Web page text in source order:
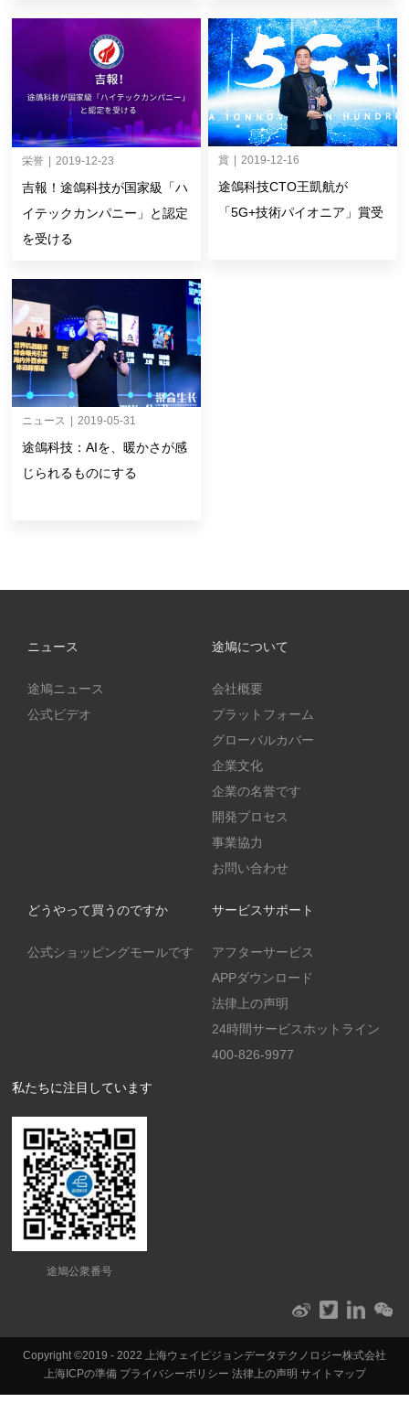
栄誉 | 2019-12-23
吉報！途鴿科技が国家級「ハ
イテックカンパニー」と認定
を受ける
賞 | 2019-12-16
途鴿科技CTO王凱航が
「5G+技術パイオニア」賞受
ニュース 2019-05-31
途鴿科技：AIを、暖かさが感
じられるものにする
ニュース
途鳩ニュース
公式ビデオ
途鳩について
会社概要
プラットフォーム
グローバルカバー
企業文化
企業の名誉です
開発プロセス
事業協力
お問い合わせ
どうやって買うのですか
公式ショッピングモールです
サービスサポート
アフターサービス
APPダウンロード
法律上の声明
24時間サービスホットライン
400-826-9977
私たちに注目しています
途鳩公衆番号
Copyright ©2019 - 2022 上海ウェイピジョンデータテクノロジー株式会社
上海ICPの準備 プライバシーポリシー 法律上の声明 サイトマップ